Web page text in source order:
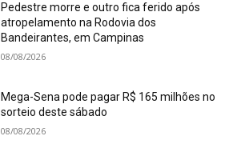
Pedestre morre e outro fica ferido após
atropelamento na Rodovia dos
Bandeirantes, em Campinas
08/08/2026
Mega-Sena pode pagar R$ 165 milhões no
sorteio deste sábado
08/08/2026